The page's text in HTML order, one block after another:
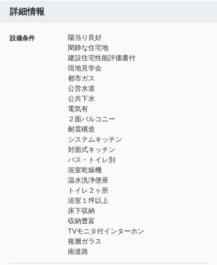
詳細情報
設備条件
陽当り良好
閑静な住宅地
建設住宅性能評価書付
現地見学会
都市ガス
公営水道
公共下水
電気有
２面バルコニー
耐震構造
システムキッチン
対面式キッチン
バス・トイレ別
浴室乾燥機
温水洗浄便座
トイレ２ヶ所
浴室１坪以上
床下収納
収納豊富
TVモニタ付インターホン
複層ガラス
南道路